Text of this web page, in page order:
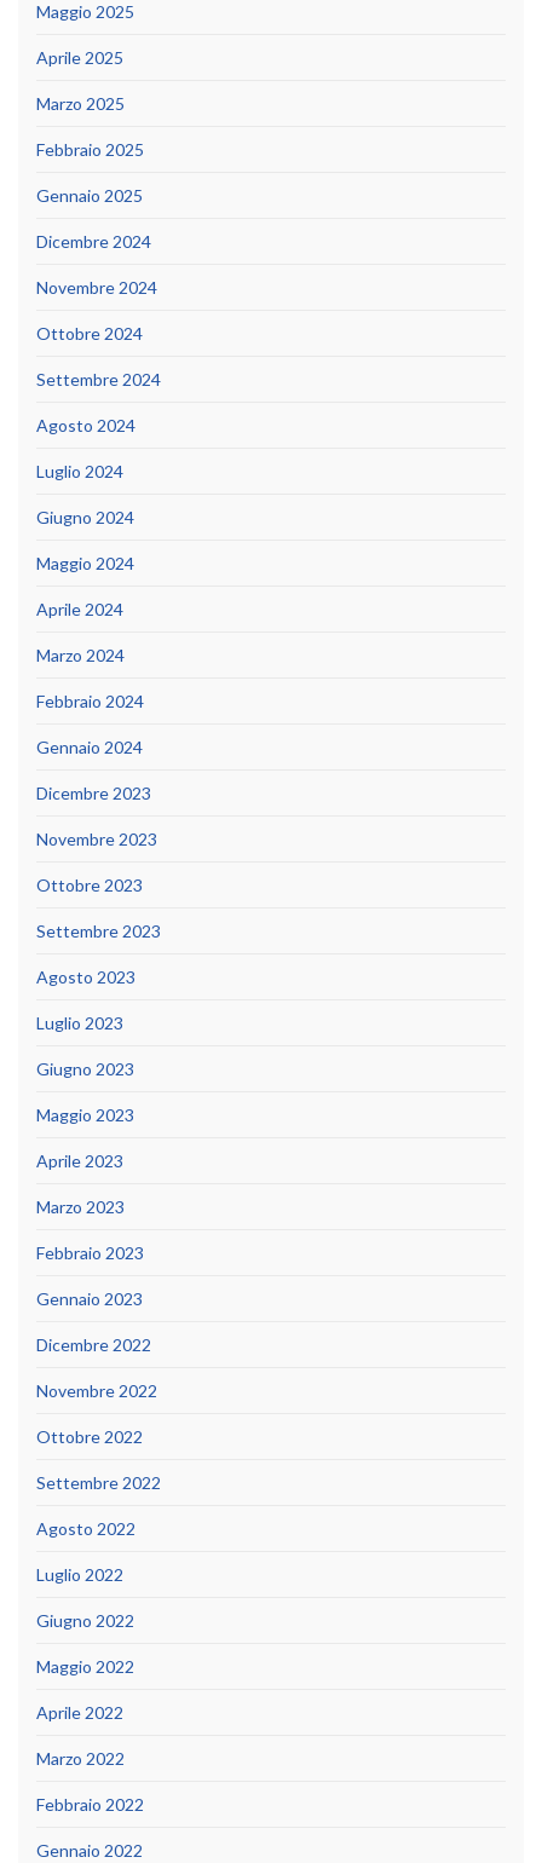
Maggio 2025
Aprile 2025
Marzo 2025
Febbraio 2025
Gennaio 2025
Dicembre 2024
Novembre 2024
Ottobre 2024
Settembre 2024
Agosto 2024
Luglio 2024
Giugno 2024
Maggio 2024
Aprile 2024
Marzo 2024
Febbraio 2024
Gennaio 2024
Dicembre 2023
Novembre 2023
Ottobre 2023
Settembre 2023
Agosto 2023
Luglio 2023
Giugno 2023
Maggio 2023
Aprile 2023
Marzo 2023
Febbraio 2023
Gennaio 2023
Dicembre 2022
Novembre 2022
Ottobre 2022
Settembre 2022
Agosto 2022
Luglio 2022
Giugno 2022
Maggio 2022
Aprile 2022
Marzo 2022
Febbraio 2022
Gennaio 2022